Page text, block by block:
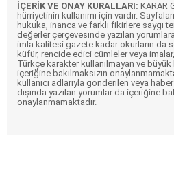
İÇERİK VE ONAY KURALLARI: KARAR
hürriyetinin kullanımı için vardır.
hukuka, inanca ve farklı fikirlere saygı
değerler çerçevesinde yazılan
imla kalitesi gazete kadar okurların da
küfür, rencide edici cümleler veya
Türkçe karakter kullanılmayan ve büyük
içeriğine bakılmaksızın
kullanıcı adlarıyla gönderilen veya haber
dışında yazılan yorumlar da içeriğine
onaylanmamaktadır.